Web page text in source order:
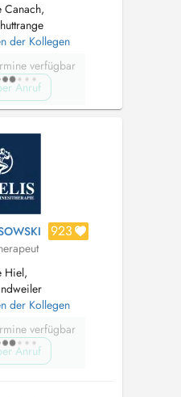
Canach,
der Kollegen
verfügbar
Anruf
923
Hiel,
der Kollegen
verfügbar
Anruf